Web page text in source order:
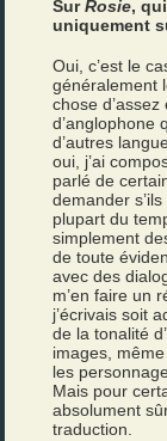
SurRosie,
uniquement
Oui, c’est le
généralement
chose
d’anglophone
d’autres
oui, j’ai
parlé de
demander
plupart du
simplement
de toute
avec des
m’en faire un
j’écrivais soit
de la tonalité
images,
les
Mais pour
absolument
traduction.